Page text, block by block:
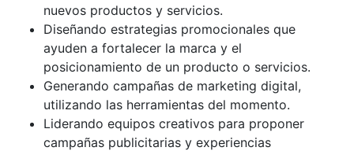
nuevos productos y servicios.
Diseñando estrategias promocionales que
ayuden a fortalecer la marca y el
posicionamiento de un producto o servicios.
Generando campañas de marketing digital,
utilizando las herramientas del momento.
Liderando equipos creativos para proponer
campañas publicitarias y experiencias